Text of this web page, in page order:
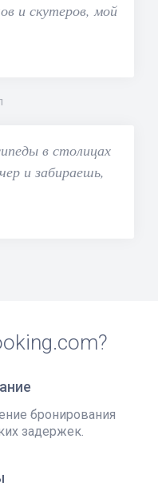
и скутеров, мой
в столицах
и забираешь,
бронирования
задержек.